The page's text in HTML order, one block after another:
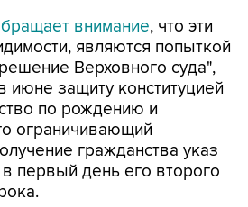
внимание, что эти
являются попыткой
Верховного суда",
июне защиту конституцией
по рождению и
ограничивающий
гражданства указ
первый день его второго